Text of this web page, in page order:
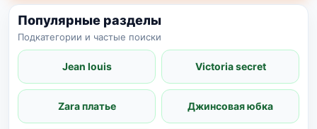
Популярные разделы
Подкатегории и частые поиски
Jean louis Victoria secret
Zara платье Джинсовая юбка